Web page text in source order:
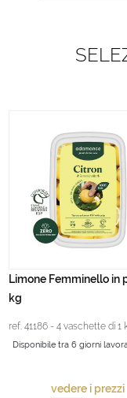
Limone Femminello in
kg
ref. 41186 - 4 vaschette di 1
Disponibile tra 6 giorni
vedere i prezzi